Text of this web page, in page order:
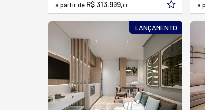
a partir de R$ 313.999,00 a
LANÇAMENTO